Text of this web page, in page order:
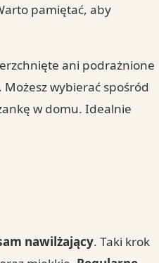
pamiętać, aby
ani podrażnione
wybierać spośród
w domu. Idealnie
nawilżający. Taki krok